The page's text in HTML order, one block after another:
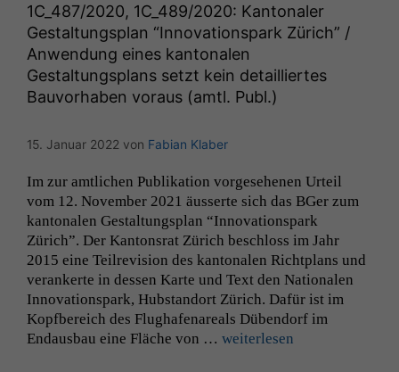
1C_487/2020, 1C_489/2020: Kantonaler
Gestaltungsplan “Innovationspark Zürich” /
Anwendung eines kantonalen
Gestaltungsplans setzt kein detailliertes
Bauvorhaben voraus (amtl. Publ.)
15. Januar 2022 von Fabian Klaber
Im zur amtlichen Pub­lika­tion vorge­se­henen Urteil
vom 12. Novem­ber 2021 äusserte sich das BGer zum
kan­tonalen Gestal­tungs­plan “Inno­va­tion­spark
Zürich”. Der Kan­ton­srat Zürich beschloss im Jahr
2015 eine Teil­re­vi­sion des kan­tonalen Richt­plans und
ver­ankerte in dessen Karte und Text den Nationalen
Inno­va­tion­spark, Hub­stan­dort Zürich. Dafür ist im
Kopf­bere­ich des Flughafenare­als Düben­dorf im
Endaus­bau eine Fläche von … weit­er­lesen